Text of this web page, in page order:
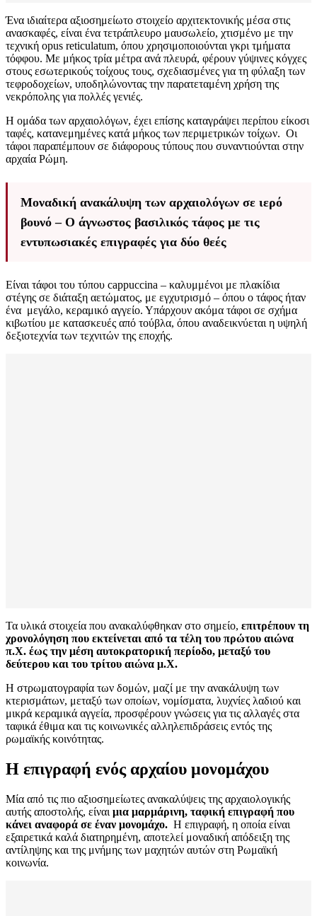
Ένα ιδιαίτερα αξιοσημείωτο στοιχείο αρχιτεκτονικής μέσα στις
ανασκαφές, είναι ένα τετράπλευρο μαυσωλείο, χτισμένο με την
τεχνική opus reticulatum, όπου χρησιμοποιούνται γκρι τμήματα
τόφφου. Με μήκος τρία μέτρα ανά πλευρά, φέρουν γύψινες κόγχες
στους εσωτερικούς τοίχους τους, σχεδιασμένες για τη φύλαξη των
τεφροδοχείων, υποδηλώνοντας την παρατεταμένη χρήση της
νεκρόπολης για πολλές γενιές.
Η ομάδα των αρχαιολόγων, έχει επίσης καταγράψει περίπου είκοσι
ταφές, κατανεμημένες κατά μήκος των περιμετρικών τοίχων. Οι
τάφοι παραπέμπουν σε διάφορους τύπους που συναντιούνται στην
αρχαία Ρώμη.
Μοναδική ανακάλυψη των αρχαιολόγων σε ιερό
βουνό – Ο άγνωστος βασιλικός τάφος με τις
εντυπωσιακές επιγραφές για δύο θεές
Είναι τάφοι του τύπου cappuccina – καλυμμένοι με πλακίδια
στέγης σε διάταξη αετώματος, με εγχυτρισμό – όπου ο τάφος ήταν
ένα μεγάλο, κεραμικό αγγείο. Υπάρχουν ακόμα τάφοι σε σχήμα
κιβωτίου με κατασκευές από τούβλα, όπου αναδεικνύεται η υψηλή
δεξιοτεχνία των τεχνιτών της εποχής.
Τα υλικά στοιχεία που ανακαλύφθηκαν στο σημείο, επιτρέπουν τη
χρονολόγηση που εκτείνεται από τα τέλη του πρώτου αιώνα
π.Χ. έως την μέση αυτοκρατορική περίοδο, μεταξύ του
δεύτερου και του τρίτου αιώνα μ.Χ.
Η στρωματογραφία των δομών, μαζί με την ανακάλυψη των
κτερισμάτων, μεταξύ των οποίων, νομίσματα, λυχνίες λαδιού και
μικρά κεραμικά αγγεία, προσφέρουν γνώσεις για τις αλλαγές στα
ταφικά έθιμα και τις κοινωνικές αλληλεπιδράσεις εντός της
ρωμαϊκής κοινότητας.
Η επιγραφή ενός αρχαίου μονομάχου
Μία από τις πιο αξιοσημείωτες ανακαλύψεις της αρχαιολογικής
αυτής αποστολής, είναι μια μαρμάρινη, ταφική επιγραφή που
κάνει αναφορά σε έναν μονομάχο. Η επιγραφή, η οποία είναι
εξαιρετικά καλά διατηρημένη, αποτελεί μοναδική απόδειξη της
αντίληψης και της μνήμης των μαχητών αυτών στη Ρωμαϊκή
κοινωνία.